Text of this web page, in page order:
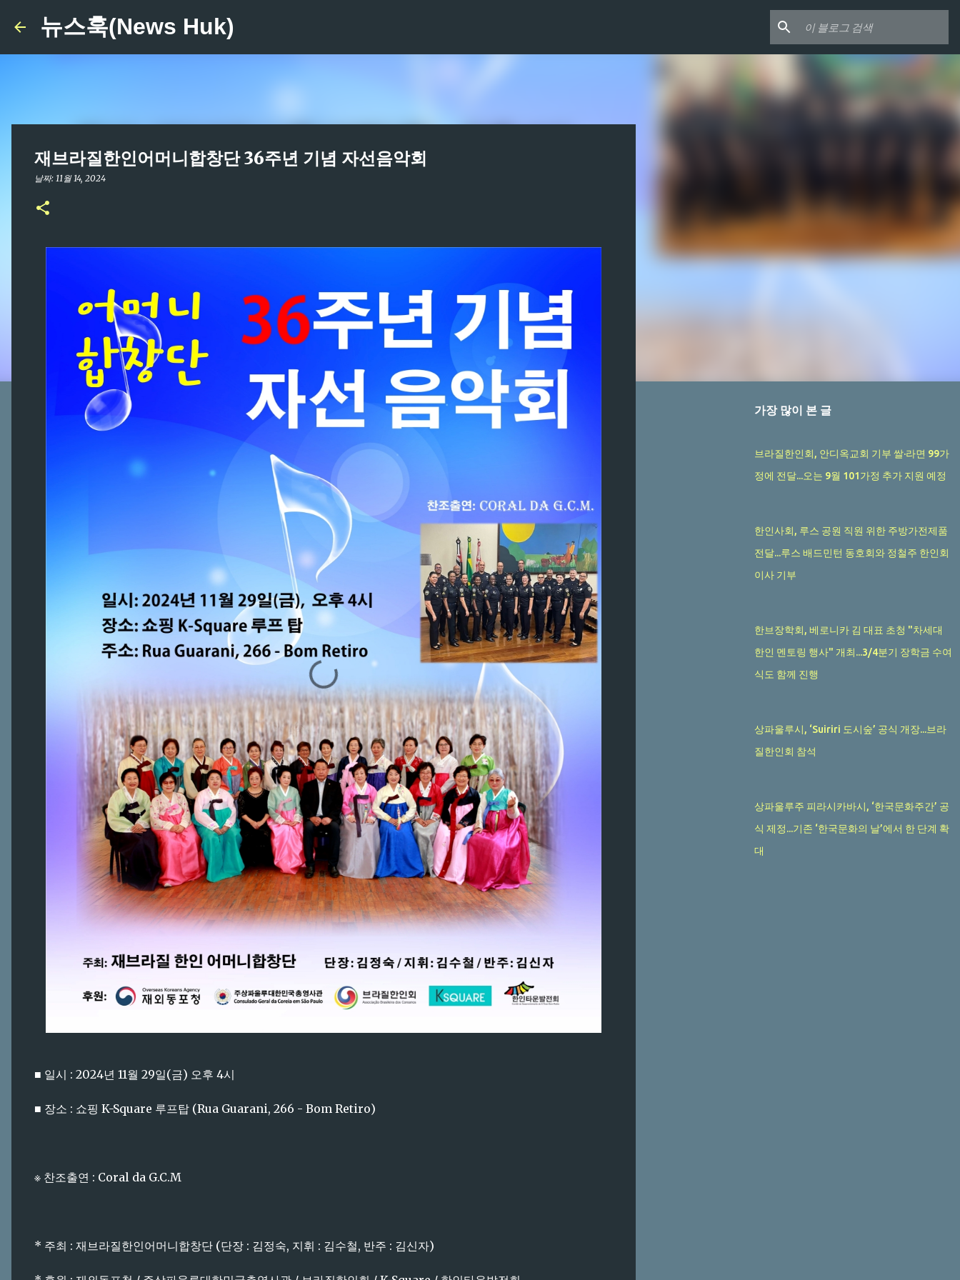
뉴스훅(News Huk)
재브라질한인어머니합창단 36주년 기념 자선음악회
날짜: 11월 14, 2024
■ 일시 : 2024년 11월 29일(금) 오후 4시
■ 장소 : 쇼핑 K-Square 루프탑 (Rua Guarani, 266 - Bom Retiro)
※ 찬조출연 : Coral da G.C.M
* 주최 : 재브라질한인어머니합창단 (단장 : 김정숙, 지휘 : 김수철, 반주 : 김신자)
가장 많이 본 글
브라질한인회, 안디옥교회 기부 쌀·라면 99가
정에 전달...오는 9월 101가정 추가 지원 예정
한인사회, 루스 공원 직원 위한 주방가전제품
전달...루스 배드민턴 동호회와 정철주 한인회
이사 기부
한브장학회, 베로니카 김 대표 초청 "차세대
한인 멘토링 행사" 개최...3/4분기 장학금 수여
식도 함께 진행
상파울루시, ‘Suiriri 도시숲’ 공식 개장...브라
질한인회 참석
상파울루주 피라시카바시, ‘한국문화주간’ 공
식 제정...기존 ‘한국문화의 날’에서 한 단계 확
대